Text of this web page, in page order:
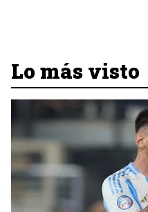
Lo más visto